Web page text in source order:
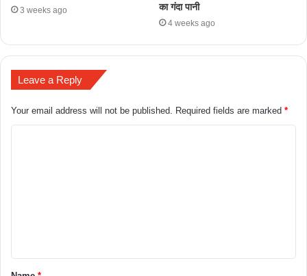
3 weeks ago का गंदा पानी
4 weeks ago
Leave a Reply
Your email address will not be published. Required fields are marked *